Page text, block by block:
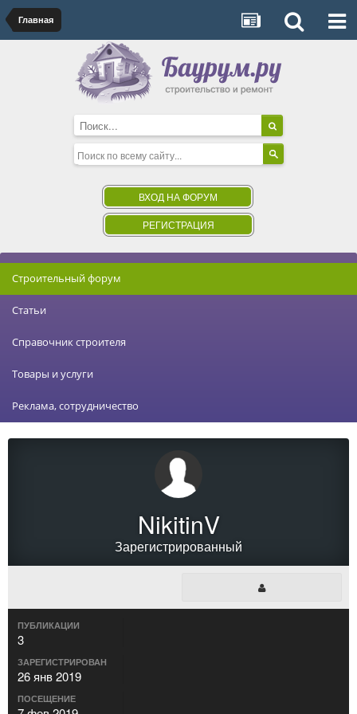
Главная
ВХОД НА ФОРУМ
РЕГИСТРАЦИЯ
Строительный форум
Статьи
Справочник строителя
Товары и услуги
Реклама, сотрудничество
NikitinV
Зарегистрированный
ПУБЛИКАЦИИ
3
ЗАРЕГИСТРИРОВАН
26 янв 2019
ПОСЕЩЕНИЕ